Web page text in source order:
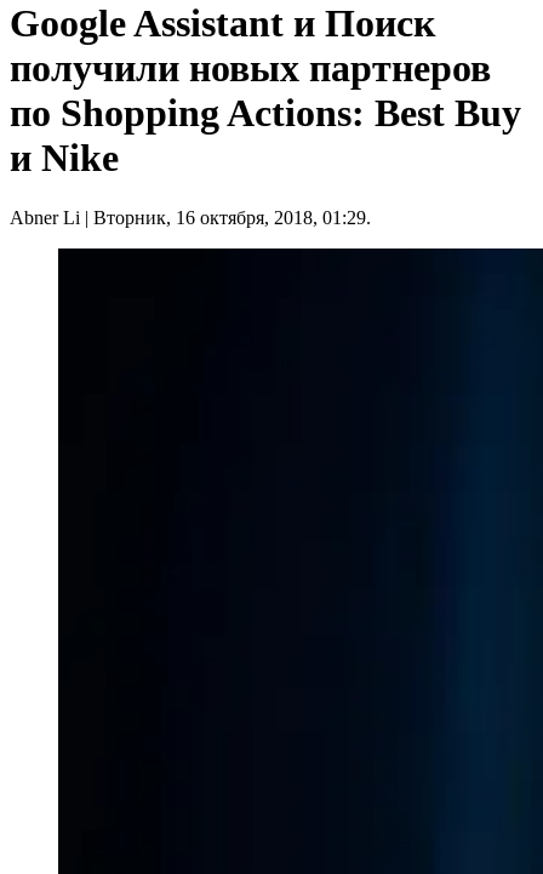
Google Assistant и Поиск
получили новых партнеров
по Shopping Actions: Best Buy
и Nike
Abner Li | Вторник, 16 октября, 2018, 01:29.